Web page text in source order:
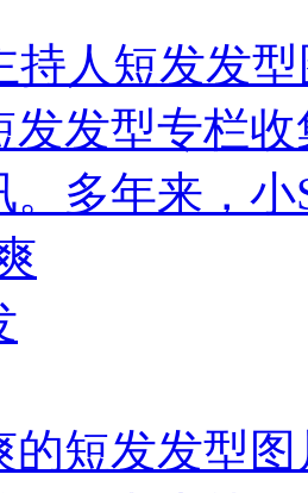
持人短发发
发发型专栏
。多年来，
的短发发型图